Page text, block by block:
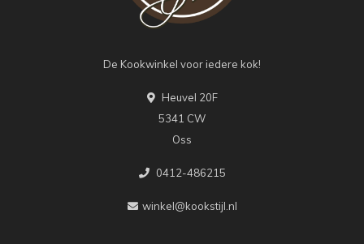
De Kookwinkel voor iedere kok!
Heuvel 20F
5341 CW
Oss
0412-486215
winkel@kookstijl.nl